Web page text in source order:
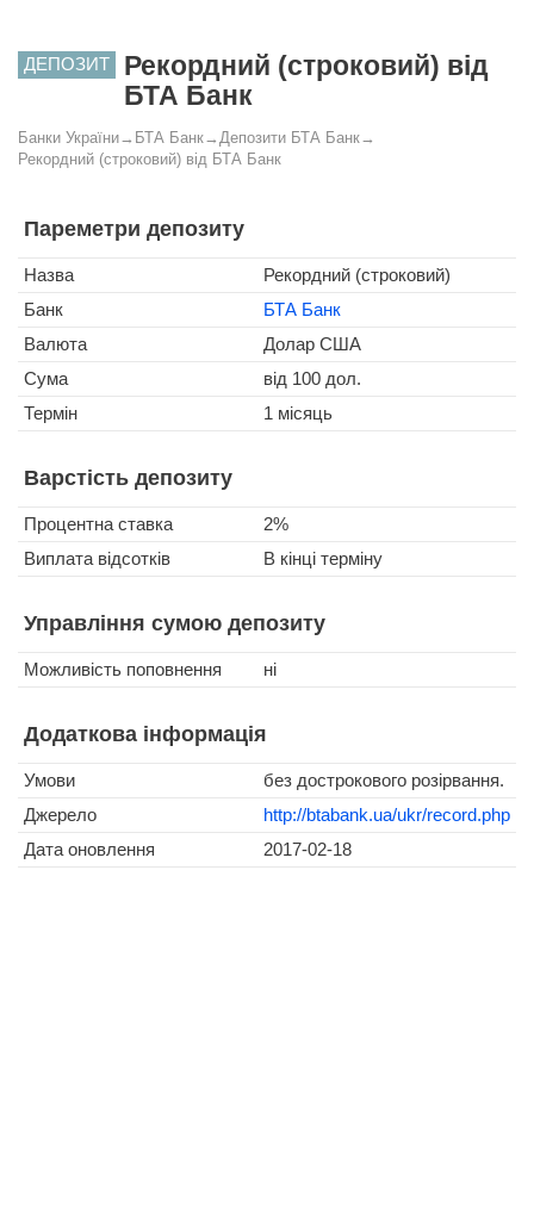
ДЕПОЗИТ
Рекордний (строковий) від
БТА Банк
Банки України→ БТА Банк→ Депозити БТА Банк→
Рекордний (строковий) від БТА Банк
Пареметри депозиту
Назва
Рекордний (строковий)
Банк
БТА Банк
Валюта
Долар США
Сума
від 100 дол.
Термін
1 місяць
Варстість депозиту
Процентна ставка
2%
Виплата відсотків
В кінці терміну
Управління сумою депозиту
Можливість поповнення ні
Додаткова інформація
Умови
без дострокового розірвання.
Джерело
http://btabank.ua/ukr/record.php
Дата оновлення
2017-02-18